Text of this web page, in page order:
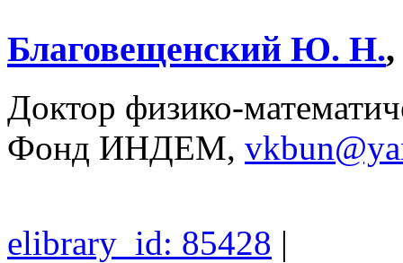
Благовещенский Ю. Н.,
Доктор физико-
Фонд ИНДЕМ,
elibrary_id: 85428 |